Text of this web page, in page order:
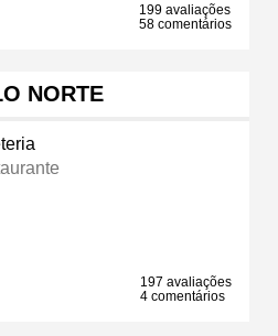
199 avaliações
58 comentários
NORTE
197 avaliações
4 comentários